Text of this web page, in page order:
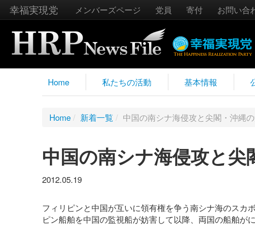
幸福実現党 メンバーズページ 党員 寄付 お問い合
Home 私たちの活動 基本情報
Home / 新着一覧 / 中国の南シナ海侵攻と尖閣・沖縄
中国の南シナ海侵攻と尖
2012.05.19
フィリピンと中国が互いに領有権を争う南シナ海のスカ
ピン船舶を中国の監視船が妨害して以降、両国の船舶が